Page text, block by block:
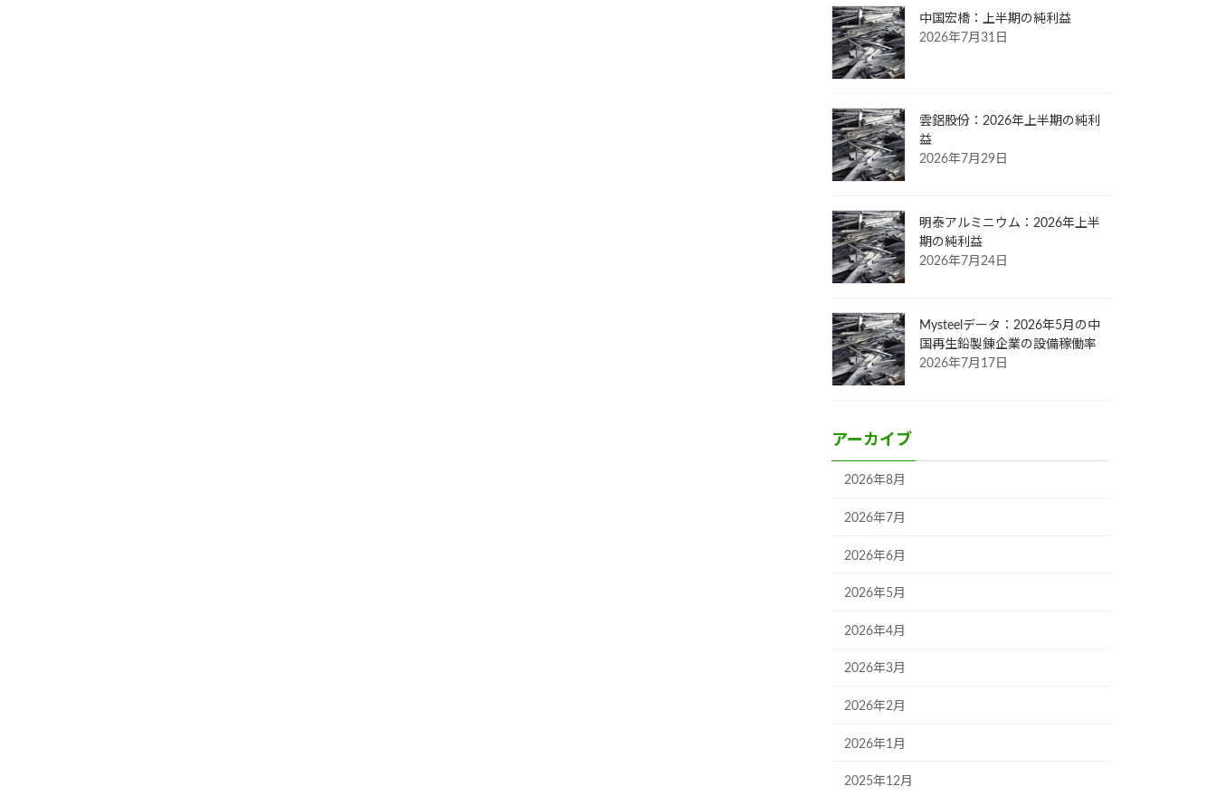
中国宏橋：上半期の純利益
2026年7月31日
雲鋁股份：2026年上半期の純利
益
2026年7月29日
明泰アルミニウム：2026年上半
期の純利益
2026年7月24日
Mysteelデータ：2026年5月の中
国再生鉛製錬企業の設備稼働率
2026年7月17日
アーカイブ
2026年8月
2026年7月
2026年6月
2026年5月
2026年4月
2026年3月
2026年2月
2026年1月
2025年12月